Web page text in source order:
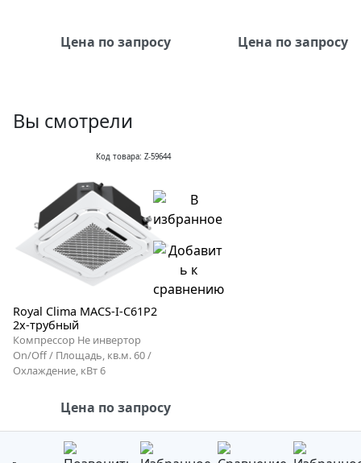
Цена по запросу Цена по запросу
Вы смотрели
Код товара: Z-59644
Royal Clima MACS-I-C61P2
2х-трубный
Компрессор Не инвертор
On/Off / Площадь, кв.м. 60 /
Охлаждение, кВт 6
Цена по запросу